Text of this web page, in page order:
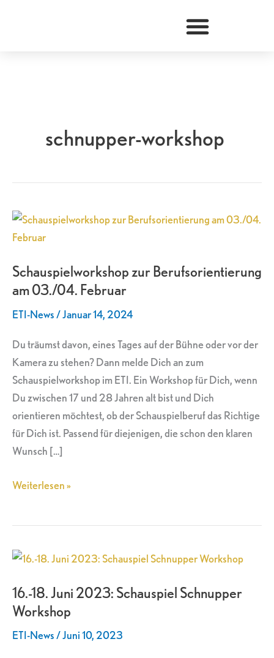
schnupper-workshop
Schauspielworkshop zur Berufsorientierung
am 03./04. Februar
ETI-News/Januar 14, 2024
Du träumst davon, eines Tages auf der Bühne oder vor der
Kamera zu stehen? Dann melde Dich an zum
Schauspielworkshop im ETI. Ein Workshop für Dich, wenn
Du zwischen 17 und 28 Jahren alt bist und Dich
orientieren möchtest, ob der Schauspielberuf das Richtige
für Dich ist. Passend für diejenigen, die schon den klaren
Wunsch […]
Schauspielworkshop
zur
am
03./04.
Februar
Weiterlesen »
16.-18. Juni 2023: Schauspiel Schnupper
Workshop
ETI-News/Juni 10, 2023
16.-18.
2023:
Schauspiel